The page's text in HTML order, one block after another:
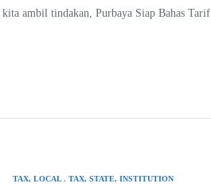
ambil tindakan, Purbaya Siap Bahas Tarif
TAX, LOCAL, TAX, STATE, INSTITUTION